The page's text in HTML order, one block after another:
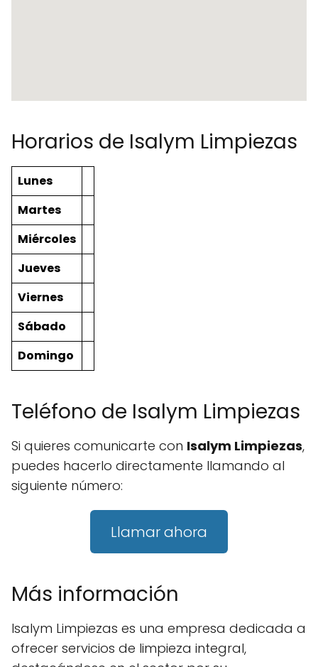
Horarios de Isalym Limpiezas
Lunes
Martes
Miércoles
Jueves
Viernes
Sábado
Domingo
Teléfono de Isalym Limpiezas
Si quieres comunicarte con Isalym Limpiezas,
puedes hacerlo directamente llamando al
siguiente número:
Llamar ahora
Más información
Isalym Limpiezas es una empresa dedicada a
ofrecer servicios de limpieza integral,